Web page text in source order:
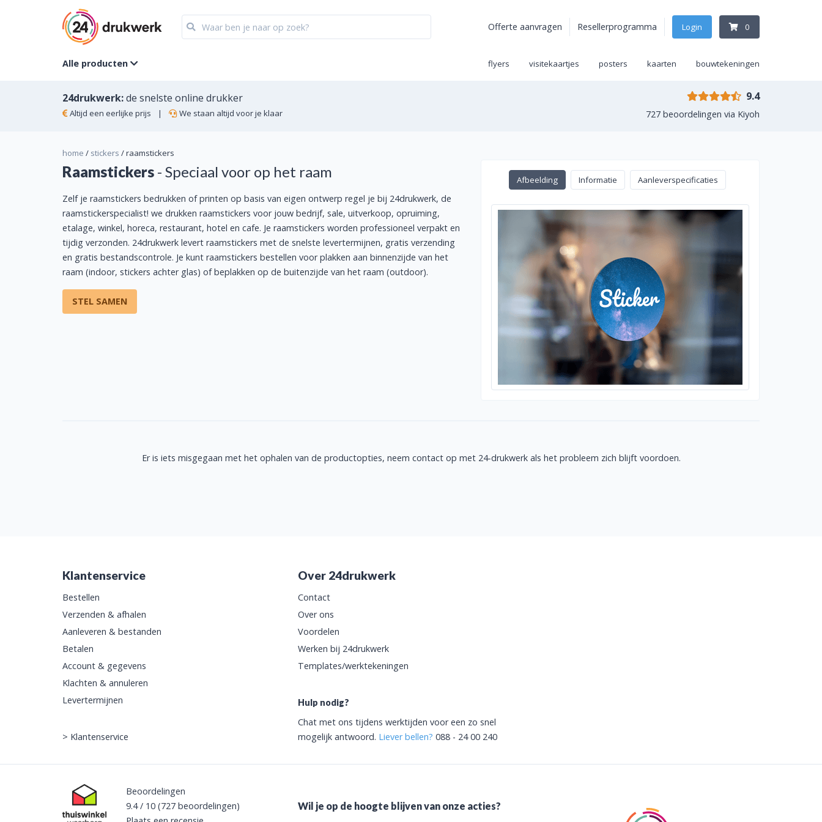
Alle producten
Offerte aanvragen Resellerprogramma Login 0
flyers visitekaartjes posters kaarten bouwtekeningen
24drukwerk:de snelste online drukker
Altijd een eerlijke prijs | We staan altijd voor je klaar
9.4
727 beoordelingen via Kiyoh
home / stickers /raamstickers
Raamstickers - Speciaal voor op het raam
Zelf je raamstickers bedrukken of printen op basis van eigen ontwerp regel je bij 24drukwerk, de
raamstickerspecialist! we drukken raamstickers voor jouw bedrijf, sale, uitverkoop, opruiming,
etalage, winkel, horeca, restaurant, hotel en cafe. Je raamstickers worden professioneel verpakt en
tijdig verzonden. 24drukwerk levert raamstickers met de snelste levertermijnen, gratis verzending
en gratis bestandscontrole. Je kunt raamstickers bestellen voor plakken aan binnenzijde van het
raam (indoor, stickers achter glas) of beplakken op de buitenzijde van het raam (outdoor).
STEL SAMEN
Afbeelding Informatie Aanleverspecificaties
Er is iets misgegaan met het ophalen van de productopties, neem contact op met 24-drukwerk als het probleem zich blijft voordoen.
Klantenservice
Bestellen
Verzenden & afhalen
Aanleveren & bestanden
Betalen
Account & gegevens
Klachten & annuleren
Levertermijnen
> Klantenservice
Over 24drukwerk
Contact
Over ons
Voordelen
Werken bij 24drukwerk
Templates/werktekeningen
Hulp nodig?
Chat met ons tijdens werktijden voor een zo snel
mogelijk antwoord. Liever bellen? 088 - 24 00 240
Beoordelingen
9.4/ 10 (727 beoordelingen)
Wil je op de hoogte blijven van onze acties?